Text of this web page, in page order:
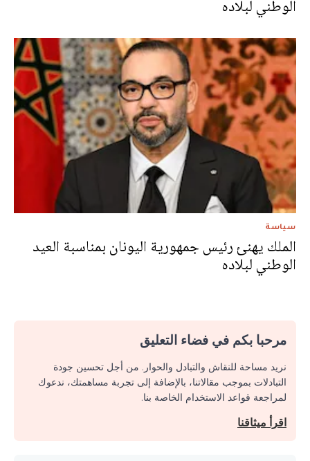
الوطني لبلاده
سياسة
الملك يهنئ رئيس جمهورية اليونان بمناسبة العيد
الوطني لبلاده
مرحبا بكم في فضاء التعليق
نريد مساحة للنقاش والتبادل والحوار. من أجل تحسين جودة
التبادلات بموجب مقالاتنا، بالإضافة إلى تجربة مساهمتك، ندعوك
لمراجعة قواعد الاستخدام الخاصة بنا.
اقرأ ميثاقنا